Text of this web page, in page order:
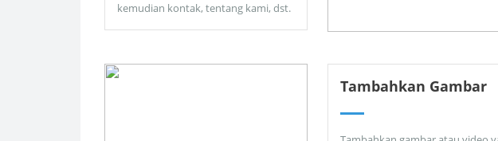
kemudian kontak, tentang kami, dst.
Tambahkan Gambar